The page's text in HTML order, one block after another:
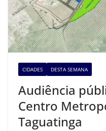
CIDADES DESTA SEMANA
Audiência
Centro
Taguatinga